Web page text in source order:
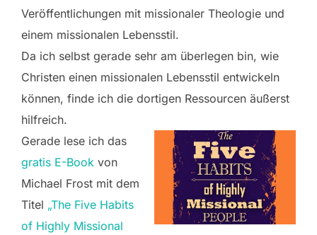
Veröffentlichungen mit missionaler Theologie und
einem missionalen Lebensstil.
Da ich selbst gerade sehr am überlegen bin, wie
Christen einen missionalen Lebensstil entwickeln
können, finde ich die dortigen Ressourcen äußerst
hilfreich.
Gerade lese ich das
gratis E-Book von
Michael Frost mit dem
Titel „The Five Habits
of Highly Missional